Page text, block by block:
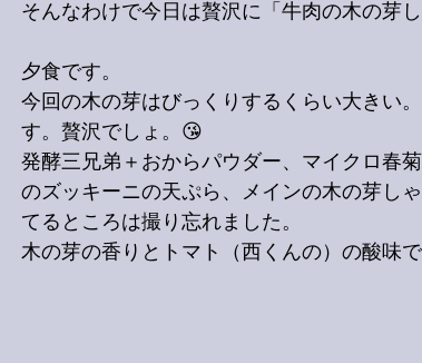
そんなわけで今日は贅沢に「牛肉の木の芽
夕食です。
今回の木の芽はびっくりするくらい大きい
す。贅沢でしょ。😘
発酵三兄弟＋おからパウダー、マイクロ春
のズッキーニの天ぷら、メインの木の芽し
てるところは撮り忘れました。
木の芽の香りとトマト（西くんの）の酸味